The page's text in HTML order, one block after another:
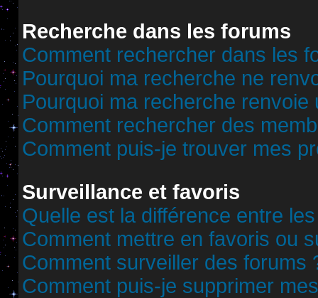
Recherche dans les forums
Comment rechercher dans les
Pourquoi ma recherche ne
Pourquoi ma recherche renvoie
Comment rechercher des
Comment puis-je trouver mes
Surveillance et favoris
Quelle est la différence entre
Comment mettre en favoris ou
Comment surveiller des forums
Comment puis-je supprimer